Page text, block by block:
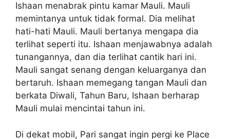
Ishaan menabrak pintu kamar Mauli. Mauli
memintanya untuk tidak formal. Dia melihat
hati-hati Mauli. Mauli bertanya mengapa dia
terlihat seperti itu. Ishaan menjawabnya adalah
tunangannya, dan dia terlihat cantik hari ini.
Mauli sangat senang dengan keluarganya dan
bertaruh. Ishaan memegang tangan Mauli dan
berkata Diwali, Tahun Baru, Ishaan berharap
Mauli mulai mencintai tahun ini.
Di dekat mobil, Pari sangat ingin pergi ke Place